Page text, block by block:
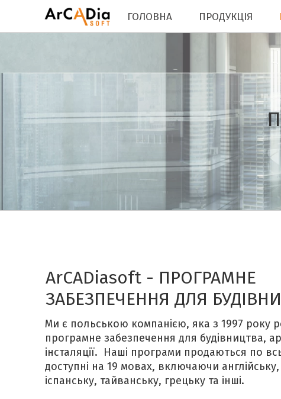
ГОЛОВНА ПРОДУКЦІЯ
ArCADiasoft - ПРОГРАМНЕ
ЗАБЕЗПЕЧЕННЯ ДЛЯ
Ми є польською компанією, яка з 1997 року
програмне забезпечення для будівництва,
інсталяції. Наші програми продаються по
доступні на 19 мовах, включаючи англійську,
іспанську, тайванську, грецьку та інші.